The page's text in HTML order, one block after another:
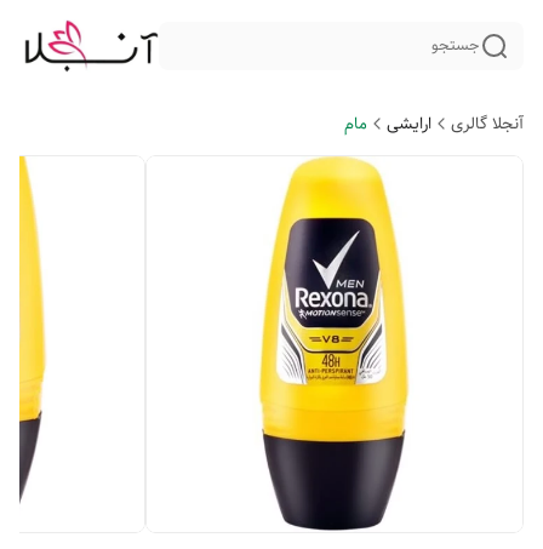
جستجو
آنجلا گالری ارایشی مام